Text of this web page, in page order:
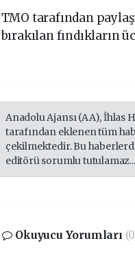
TMO tarafından
bırakılan fındıkların
Anadolu Ajansı (AA), İhlas
tarafından eklenen tüm
çekilmektedir. Bu
editörü sorumlu tutulamaz...
Okuyucu Yorumları